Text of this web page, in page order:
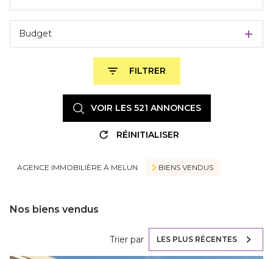
Budget
FILTRER
VOIR LES 521 ANNONCES
RÉINITIALISER
AGENCE IMMOBILIÈRE À MELUN BIENS VENDUS
Nos biens vendus
Trier par LES PLUS RÉCENTES